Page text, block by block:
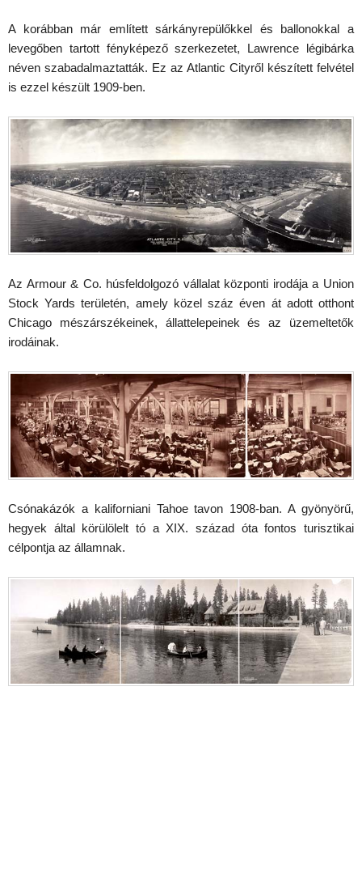
A korábban már említett sárkányrepülőkkel és ballonokkal a
levegőben tartott fényképező szerkezetet, Lawrence légibárka
néven szabadalmaztatták. Ez az Atlantic Cityről készített felvétel
is ezzel készült 1909-ben.
Az Armour & Co. húsfeldolgozó vállalat központi irodája a Union
Stock Yards területén, amely közel száz éven át adott otthont
Chicago mészárszékeinek, állattelepeinek és az üzemeltetők
irodáinak.
Csónakázók a kaliforniani Tahoe tavon 1908-ban. A gyönyörű,
hegyek által körülölelt tó a XIX. század óta fontos turisztikai
célpontja az államnak.